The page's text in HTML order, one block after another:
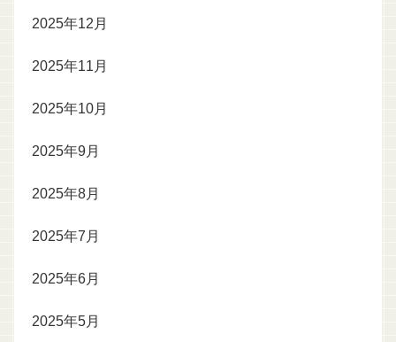
2025年12月
2025年11月
2025年10月
2025年9月
2025年8月
2025年7月
2025年6月
2025年5月